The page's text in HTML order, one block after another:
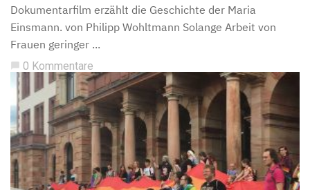
Dokumentarfilm erzählt die Geschichte der Maria
Einsmann. von Philipp Wohltmann Solange Arbeit von
Frauen geringer ...
chat_bubble 0 Kommentare